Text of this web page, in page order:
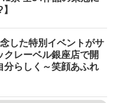
した特別イベントがサ
クレーベル銀座店で開
らしく～笑顔あふれ